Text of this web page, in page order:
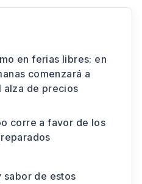
en ferias libres: en
comenzará a
alza de precios
corre a favor de los
sabor de estos